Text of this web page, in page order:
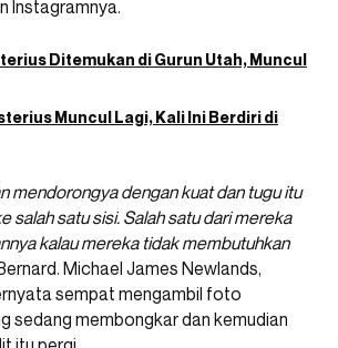
Instagramnya.
Ditemukan di Gurun Utah, Muncul
Muncul Lagi, Kali Ini Berdiri di
mendorongya dengan kuat dan tugu itu
salah satu sisi. Salah satu dari mereka
kalau mereka tidak membutuhkan
Michael James Newlands,
sempat mengambil foto
sedang membongkar dan kemudian